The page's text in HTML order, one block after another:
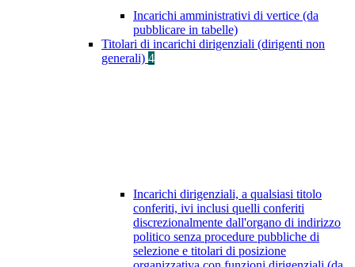
Incarichi amministrativi di vertice (da
pubblicare in tabelle)
Titolari di incarichi dirigenziali (dirigenti non
generali) 4
Incarichi dirigenziali, a qualsiasi titolo
conferiti, ivi inclusi quelli conferiti
discrezionalmente dall'organo di indirizzo
politico senza procedure pubbliche di
selezione e titolari di posizione